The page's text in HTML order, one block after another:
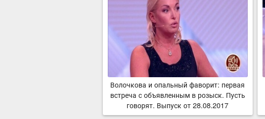
Волочкова и опальный фаворит: первая
встреча с объявленным в розыск. Пусть
говорят. Выпуск от 28.08.2017